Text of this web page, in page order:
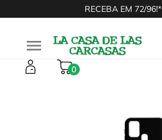
RECEBA EM 72/96!*

0